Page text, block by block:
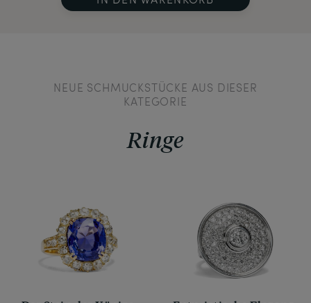
NEUE SCHMUCKSTÜCKE AUS DIESER
KATEGORIE
Ringe